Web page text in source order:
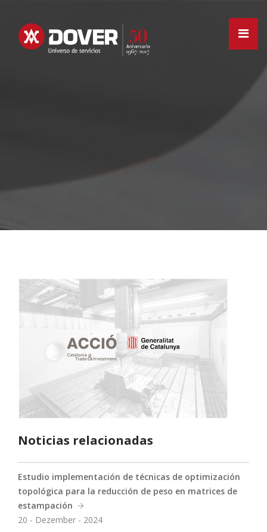
Noticias relacionadas
Estudio implementación de técnicas de optimización
topológica para la reducción de peso en matrices de
estampación
20 - Dezember - 2024